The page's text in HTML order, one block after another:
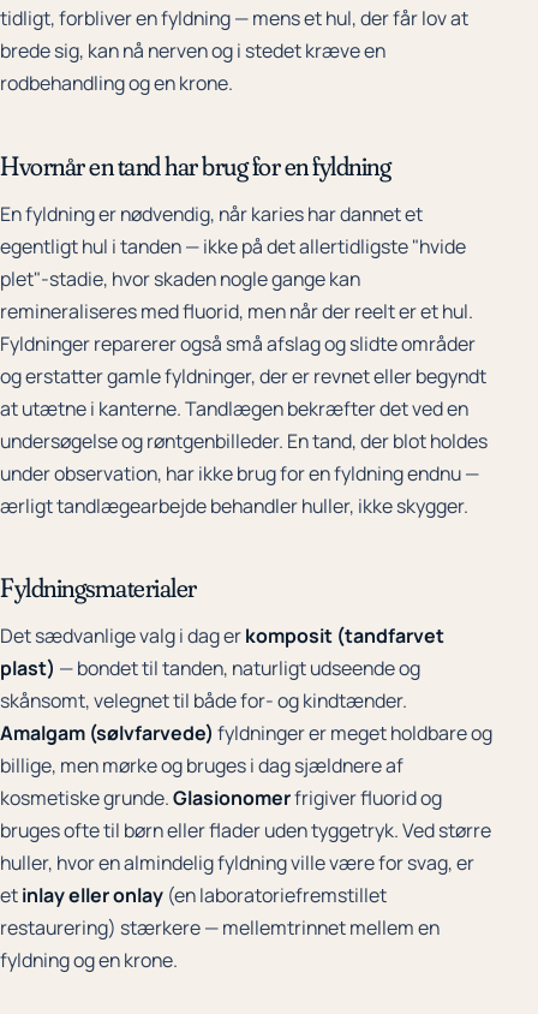
tidligt, forbliver en fyldning — mens et hul, der får lov at
brede sig, kan nå nerven og i stedet kræve en
rodbehandling og en krone.
Hvornår en tand har brug for en fyldning
En fyldning er nødvendig, når karies har dannet et
egentligt hul i tanden — ikke på det allertidligste "hvide
plet"-stadie, hvor skaden nogle gange kan
remineraliseres med fluorid, men når der reelt er et hul.
Fyldninger reparerer også små afslag og slidte områder
og erstatter gamle fyldninger, der er revnet eller begyndt
at utætne i kanterne. Tandlægen bekræfter det ved en
undersøgelse og røntgenbilleder. En tand, der blot holdes
under observation, har ikke brug for en fyldning endnu —
ærligt tandlægearbejde behandler huller, ikke skygger.
Fyldningsmaterialer
Det sædvanlige valg i dag erkomposit (tandfarvet
plast) — bondet til tanden, naturligt udseende og
skånsomt, velegnet til både for- og kindtænder.
Amalgam (sølvfarvede) fyldninger er meget holdbare og
billige, men mørke og bruges i dag sjældnere af
kosmetiske grunde.Glasionomerfrigiver fluorid og
bruges ofte til børn eller flader uden tyggetryk. Ved større
huller, hvor en almindelig fyldning ville være for svag, er
etinlay eller onlay (en laboratoriefremstillet
restaurering) stærkere — mellemtrinnet mellem en
fyldning og en krone.